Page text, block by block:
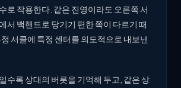
로 작용한다. 같은 진영이라도 오른쪽 서
서 백핸드로 당기기 편한 쪽이 다르기 때
서클에 특정 센터를 의도적으로 내보낸
수록 상대의 버릇을 기억해 두고, 같은 상